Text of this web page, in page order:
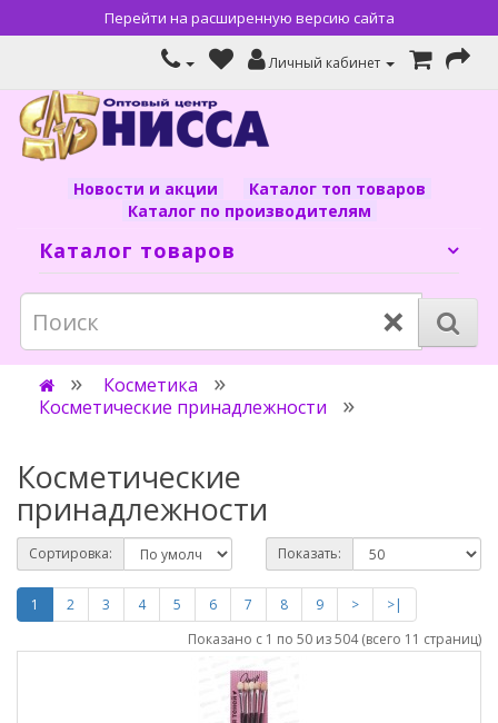
Перейти на расширенную версию сайта
Личный кабинет
Новости и акции
Каталог топ товаров
Каталог по производителям
Каталог товаров
×
Косметика
Косметические принадлежности
Косметические
принадлежности
Сортировка: Показать:
1 2 3 4 5 6 7 8 9 >
>|
Показано с 1 по 50 из 504 (всего 11 страниц)